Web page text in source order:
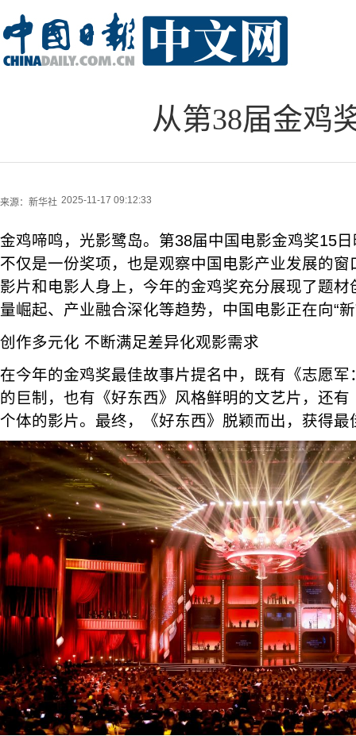
从第38届金鸡
来源： 新华社 2025-11-17 09:12:33
金鸡啼鸣，光影鹭岛。第38届中国电影金鸡奖15
不仅是一份奖项，也是观察中国电影产业发展的
影片和电影人身上，今年的金鸡奖充分展现了题
量崛起、产业融合深化等趋势，中国电影正在向“
创作多元化 不断满足差异化观影需求
在今年的金鸡奖最佳故事片提名中，既有《志愿
的巨制，也有《好东西》风格鲜明的文艺片，还
个体的影片。最终，《好东西》脱颖而出，获得最